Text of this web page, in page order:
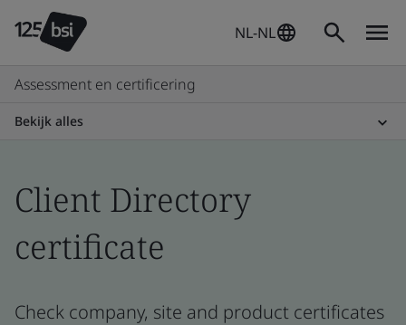
NL-NL
Assessment en certificering
Bekijk alles
Client Directory
certificate
Check company, site and product certificates